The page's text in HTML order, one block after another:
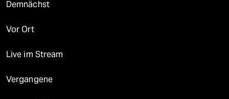
Demnächst
Vor Ort
Live im Stream
Vergangene